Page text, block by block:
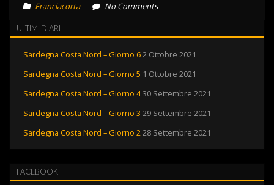
Franciacorta
No Comments
ULTIMI DIARI
Sardegna Costa Nord – Giorno 62 Ottobre 2021
Sardegna Costa Nord – Giorno 5 1 Ottobre 2021
Sardegna Costa Nord – Giorno 430 Settembre 2021
Sardegna Costa Nord – Giorno 3 29 Settembre 2021
Sardegna Costa Nord – Giorno 228 Settembre 2021
FACEBOOK